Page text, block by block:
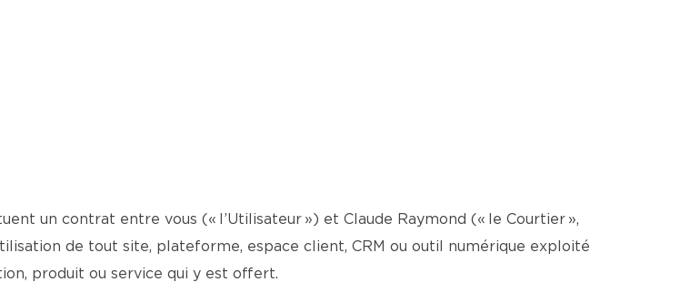
un contrat entre vous (« l’Utilisateur ») et Claude Raymond (« le Courtier »,
de tout site, plateforme, espace client, CRM ou outil numérique exploité
produit ou service qui y est offert.